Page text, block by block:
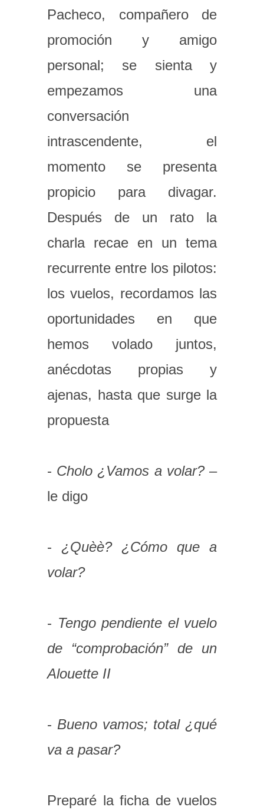
Pacheco, compañero de
promoción y amigo
personal; se sienta y
empezamos una
conversación
intrascendente, el
momento se presenta
propicio para divagar.
Después de un rato la
charla recae en un tema
recurrente entre los pilotos:
los vuelos, recordamos las
oportunidades en que
hemos volado juntos,
anécdotas propias y
ajenas, hasta que surge la
propuesta
- Cholo ¿Vamos a volar?–
le digo
- ¿Quèè? ¿Cómo que a
volar?
- Tengo pendiente el vuelo
de “comprobación” de un
Alouette II
- Bueno vamos; total ¿qué
va a pasar?
Preparé la ficha de vuelos